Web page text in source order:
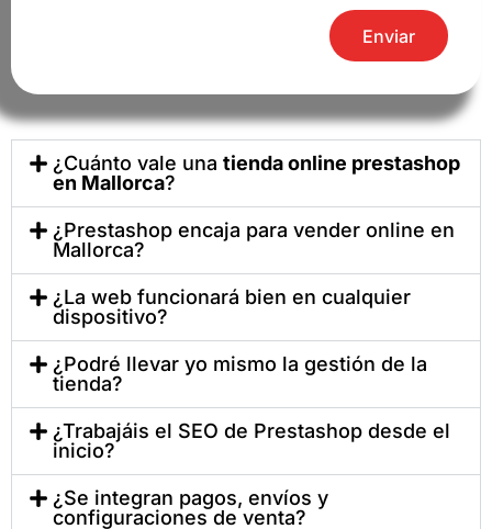
Enviar
¿Cuánto vale una tienda online prestashop
en Mallorca?
¿Prestashop encaja para vender online en
Mallorca?
¿La web funcionará bien en cualquier
dispositivo?
¿Podré llevar yo mismo la gestión de la
tienda?
¿Trabajáis el SEO de Prestashop desde el
inicio?
¿Se integran pagos, envíos y
configuraciones de venta?